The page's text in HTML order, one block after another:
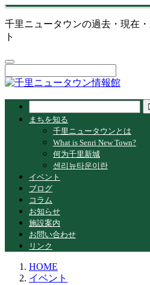
千里ニュータウンの過去・現在
ト
まちを知る
千里ニュータウンとは
What is Senri New Town?
何为千里新城
센리뉴타운이란
イベント
ブログ
コラム
お知らせ
施設案内
お問い合わせ
リンク
HOME
イベント